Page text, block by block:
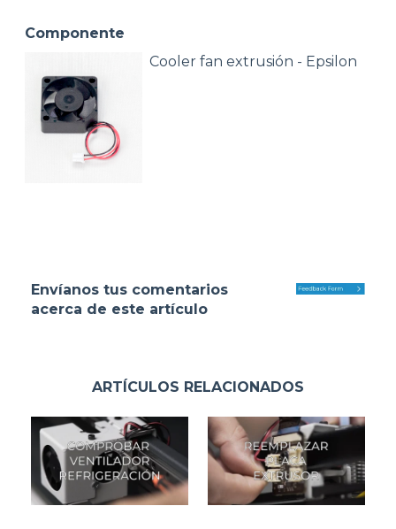
Componente
Cooler fan extrusión - Epsilon
Envíanos tus comentarios
acerca de este artículo
ARTÍCULOS RELACIONADOS